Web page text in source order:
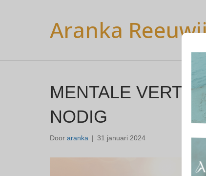
Aranka
MENTALE
NODIG
Door aranka | 31 januari 2024